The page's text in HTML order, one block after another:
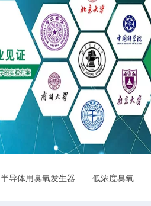
半导体用臭氧发生器 低浓度臭氧